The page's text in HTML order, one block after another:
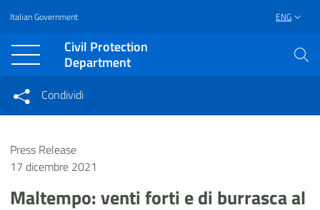
Vai al contenuto principale
Raggiungi il piè di pagina
Italian Government ENG
Civil Protection
Department
Condividi su Facebook
Condividi su LinkedIn
Condividi
Condividi sui social network
Press Release
17 dicembre 2021
Maltempo: venti forti e di burrasca al